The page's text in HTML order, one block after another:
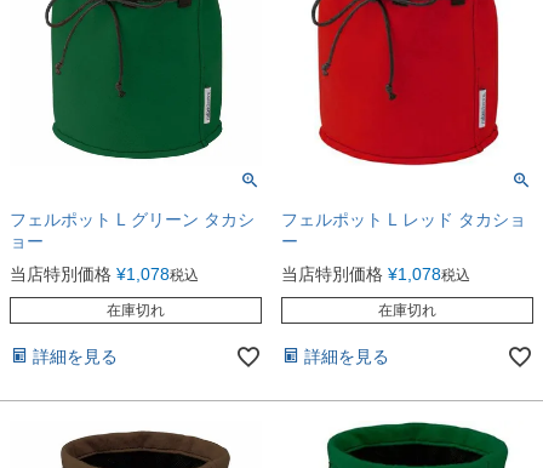
フェルポット L グリーン タカシ
ョー
当店特別価格 ¥1,078税込
在庫切れ
詳細を見る
フェルポット L レッド タカショ
ー
当店特別価格 ¥1,078税込
在庫切れ
詳細を見る